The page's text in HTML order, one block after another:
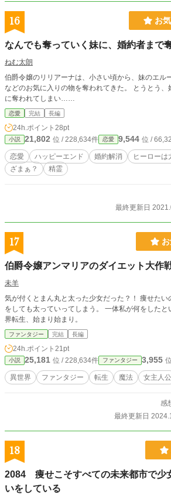
16 お
なんでも奪っていく妹に、婚約者まで
ねむ太朗
伯爵令嬢のリリアーナは、小さい頃から、妹のエル
などのお気に入りの物を奪われてきた。 とうとう、婚約者のルシアンまでも妹
に奪われてしまい……
恋愛 完結 長編
24h.ポイント 28pt
小説 21,802 位 / 228,634件 恋愛 9,544 位 /
恋愛 ハッピーエンド 婚約解消 ヒーローは
ざまぁ？
精霊
最終更新日
17
伯爵令嬢アンマリアのダイエット大作
未羊
気が付くとまん丸と太った少女だった？！ 痩せた
をしても太っていってしまう。 一体私が何をした
界転生、始まり始まり。
ファンタジー 完結 長編
24h.ポイント 21pt
小説 25,181 位 / 228,634件 ファンタジー 3,955
異世界 ファンタジー 転生 魔法 女主人公
感
最終更新日
18
2084 痩せこそすべての未来都市で少
いをしている